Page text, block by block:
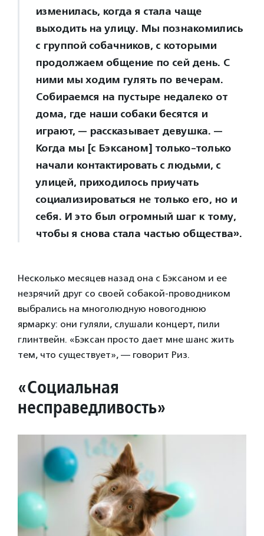
изменилась, когда я стала чаще
выходить на улицу. Мы познакомились
с группой собачников, с которыми
продолжаем общение по сей день. С
ними мы ходим гулять по вечерам.
Собираемся на пустыре недалеко от
дома, где наши собаки бесятся и
играют, — рассказывает девушка. —
Когда мы [с Бэксаном] только-только
начали контактировать с людьми, с
улицей, приходилось приучать
социализироваться не только его, но и
себя. И это был огромный шаг к тому,
чтобы я снова стала частью общества».
Несколько месяцев назад она с Бэксаном и ее
незрячий друг со своей собакой-проводником
выбрались на многолюдную новогоднюю
ярмарку: они гуляли, слушали концерт, пили
глинтвейн. «Бэксан просто дает мне шанс жить
тем, что существует», — говорит Риз.
«Социальная
несправедливость»